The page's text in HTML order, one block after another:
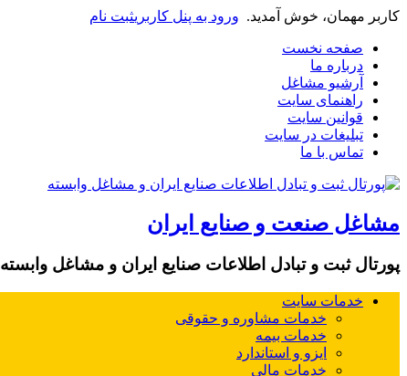
کاربر مهمان، خوش آمدید. ورود به پنل کاربریثبت نام
صفحه نخست
درباره ما
آرشیو مشاغل
راهنمای سایت
قوانین سایت
تبلیغات در سایت
تماس با ما
مشاغل صنعت و صنایع ایران
پورتال ثبت و تبادل اطلاعات صنایع ایران و مشاغل وابسته
خدمات سایت
خدمات مشاوره و حقوقی
خدمات بیمه
ایزو و استاندارد
خدمات مالی